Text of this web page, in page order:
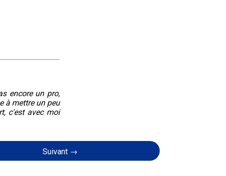
encore un pro,
à mettre un peu
c'est avec moi
Suivant →